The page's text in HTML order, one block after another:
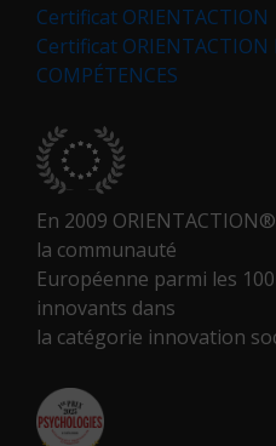
Certificat ORIENTACTION
Certificat ORIENTACTION
COMPÉTENCES
En 2009
la communauté
Européenne parmi les
innovants dans
la catégorie innovation